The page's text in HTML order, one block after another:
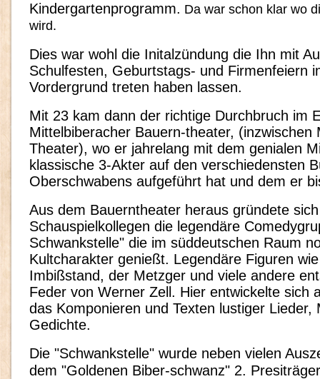
Kindergartenprogramm. Da war schon klar wo
wird.
Dies war wohl die Initalzündung die Ihn mit
Schulfesten, Geburtstags- und Firmenfeiern
Vordergrund treten haben lassen.
Mit 23 kam dann der richtige Durchbruch im
Mittelbiberacher Bauern-theater, (inzwischen
Theater), wo er jahrelang mit dem genialen
klassische 3-Akter auf den verschiedensten
Oberschwabens aufgeführt hat und dem er
Aus dem Bauerntheater heraus gründete
Schauspielkollegen die legendäre
Schwankstelle" die im süddeutschen Raum
Kultcharakter genießt. Legendäre Figuren
Imbißstand, der Metzger und viele andere
Feder von Werner Zell. Hier entwickelte sich
das Komponieren und Texten lustiger Lieder,
Gedichte.
Die "Schwankstelle" wurde neben vielen
dem "Goldenen Biber-schwanz" 2.